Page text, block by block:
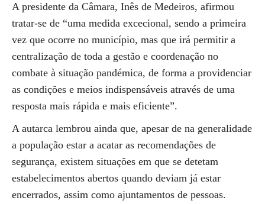
A presidente da Câmara, Inês de Medeiros, afirmou
tratar-se de “uma medida excecional, sendo a primeira
vez que ocorre no município, mas que irá permitir a
centralização de toda a gestão e coordenação no
combate à situação pandémica, de forma a providenciar
as condições e meios indispensáveis através de uma
resposta mais rápida e mais eficiente”.
A autarca lembrou ainda que, apesar de na generalidade
a população estar a acatar as recomendações de
segurança, existem situações em que se detetam
estabelecimentos abertos quando deviam já estar
encerrados, assim como ajuntamentos de pessoas.